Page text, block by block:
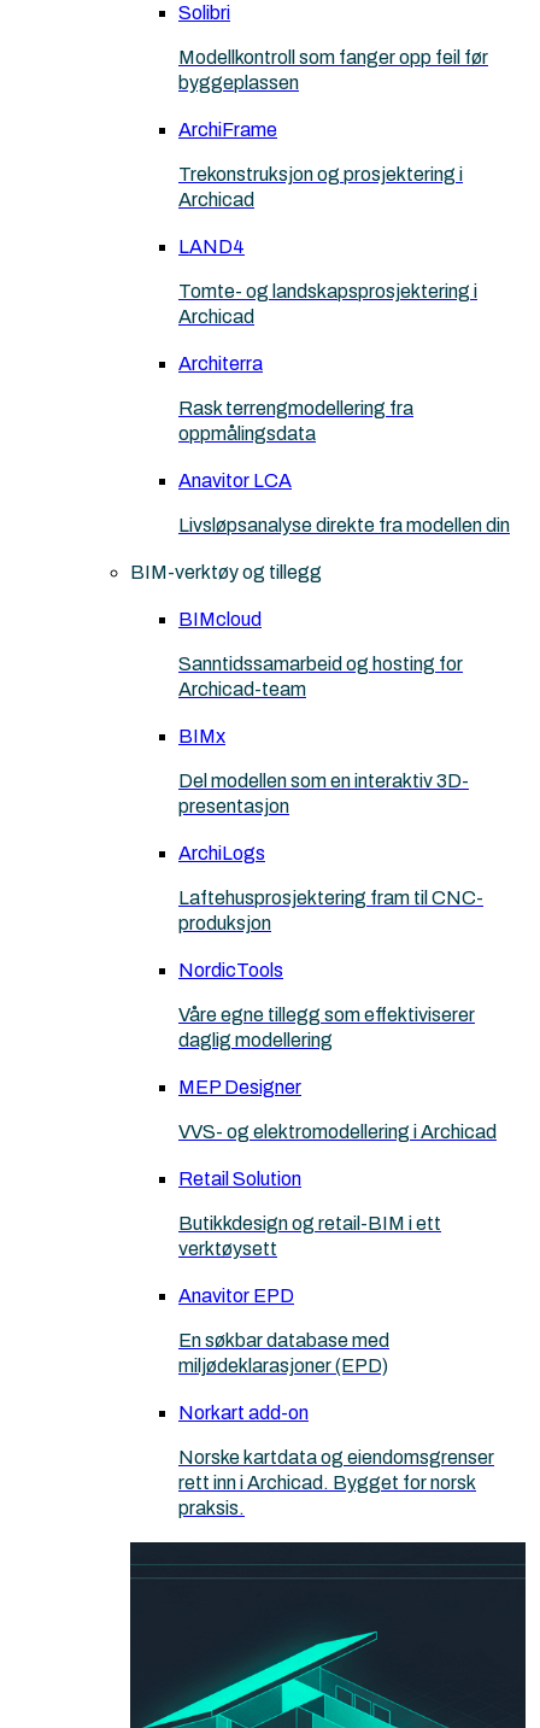
Solibri
Modellkontroll som fanger opp feil før
byggeplassen
ArchiFrame
Trekonstruksjon og prosjektering i
Archicad
LAND4
Tomte- og landskapsprosjektering i
Archicad
Architerra
Rask terrengmodellering fra
oppmålingsdata
Anavitor LCA
Livsløpsanalyse direkte fra modellen din
BIM-verktøy og tillegg
BIMcloud
Sanntidssamarbeid og hosting for
Archicad-team
BIMx
Del modellen som en interaktiv 3D-
presentasjon
ArchiLogs
Laftehusprosjektering fram til CNC-
produksjon
NordicTools
Våre egne tillegg som effektiviserer
daglig modellering
MEP Designer
VVS- og elektromodellering i Archicad
Retail Solution
Butikkdesign og retail-BIM i ett
verktøysett
Anavitor EPD
En søkbar database med
miljødeklarasjoner (EPD)
Norkart add-on
Norske kartdata og eiendomsgrenser
rett inn i Archicad. Bygget for norsk
praksis.